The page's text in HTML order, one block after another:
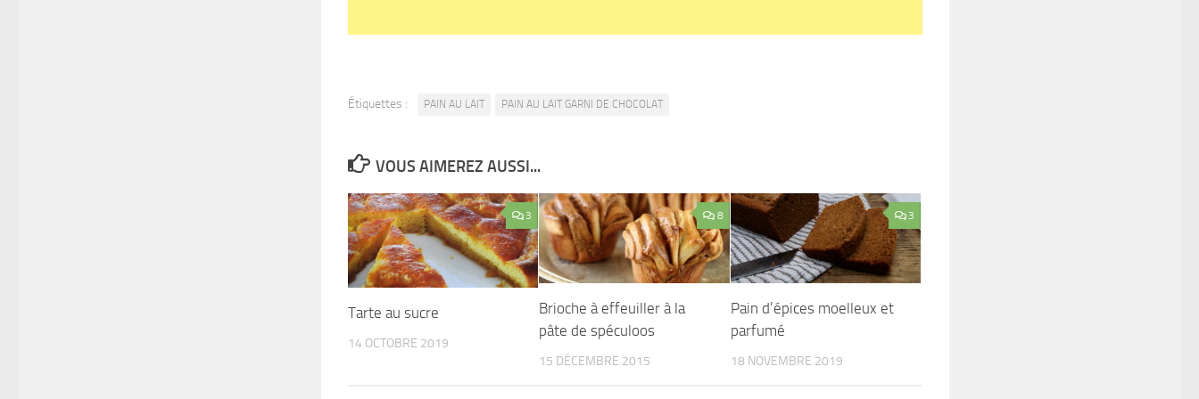
Étiquettes : PAIN AU LAIT PAIN AU LAIT GARNI DE CHOCOLAT
VOUS AIMEREZ AUSSI...
3
Tarte au sucre
14 OCTOBRE 2019
8
Brioche à effeuiller à la
pâte de spéculoos
15 DÉCEMBRE 2015
3
Pain d’épices moelleux et
parfumé
18 NOVEMBRE 2019